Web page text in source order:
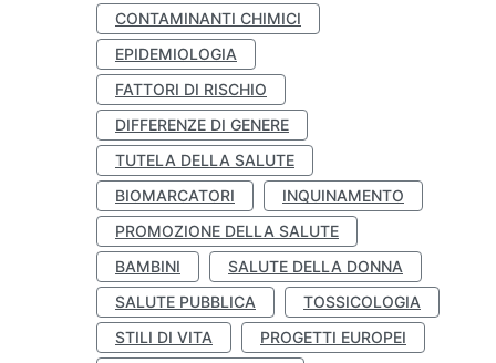
CONTAMINANTI CHIMICI
EPIDEMIOLOGIA
FATTORI DI RISCHIO
DIFFERENZE DI GENERE
TUTELA DELLA SALUTE
BIOMARCATORI
INQUINAMENTO
PROMOZIONE DELLA SALUTE
BAMBINI
SALUTE DELLA DONNA
SALUTE PUBBLICA
TOSSICOLOGIA
STILI DI VITA
PROGETTI EUROPEI